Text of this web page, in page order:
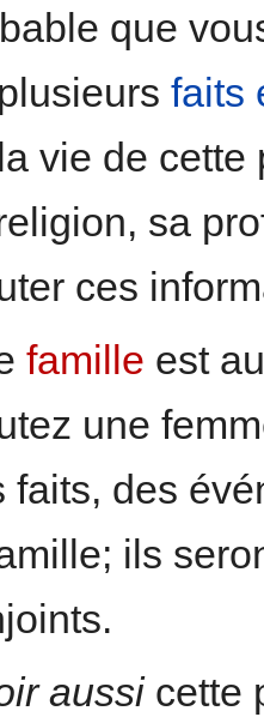
que
faits
vie de cette
sa
ces
famille est
une
faits, des
ils
aussicette